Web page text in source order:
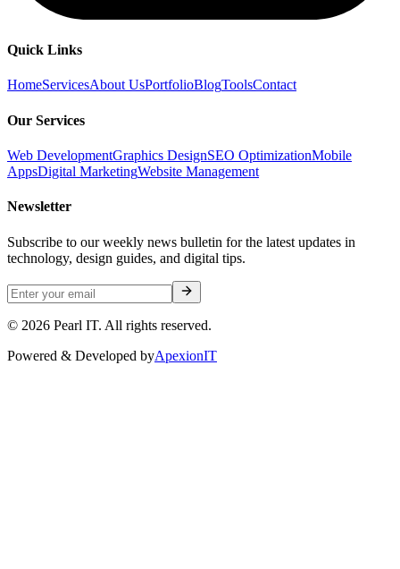
Quick Links
HomeServicesAbout UsPortfolioBlogToolsContact
Our Services
Web DevelopmentGraphics DesignSEO OptimizationMobile
AppsDigital MarketingWebsite Management
Newsletter
Subscribe to our weekly news bulletin for the latest updates in
technology, design guides, and digital tips.
© 2026 Pearl IT. All rights reserved.
Powered & Developed byApexionIT